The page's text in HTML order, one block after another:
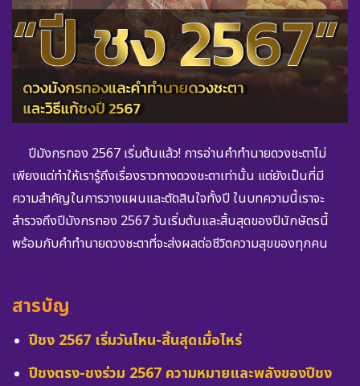
ปีมังกรทอง 2567 เริ่มต้นแล้ว! การอ่านคำทำนายดวงชะตาไม่
เพียงแต่ทำให้เรารู้ถึงเรื่องราวทางดวงชะตาเท่านั้น แต่ยังเป็นที่มี
ความสำคัญในการวางแผนและตัดสินใจทั้งปี ในบทความนี้เราจะ
สำรวจถึงปีมังกรทอง 2567 วันเริ่มต้นและสิ้นสุดของปีนักษัตรนี้
พร้อมกับคำทำนายดวงชะตาที่จะส่งผลต่อชีวิตความสุขของทุกคน
สารบัญ
ปีชง 2567 เริ่มวันไหน-สิ้นสุดเมื่อไหร่
ปีชงตรง-ชงร่วม 2567 ความหมายและพลังของปีชง